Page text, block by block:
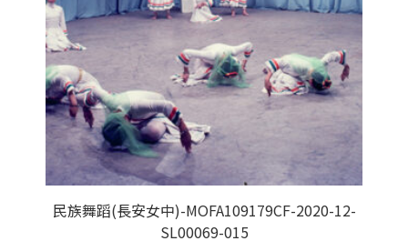
民族舞蹈(長安女中)-MOFA109179CF-2020-12-
SL00069-015